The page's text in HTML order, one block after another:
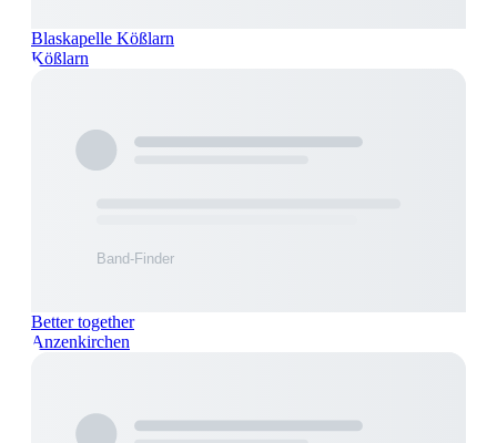
Blaskapelle Kößlarn
Kößlarn
Better together
Anzenkirchen